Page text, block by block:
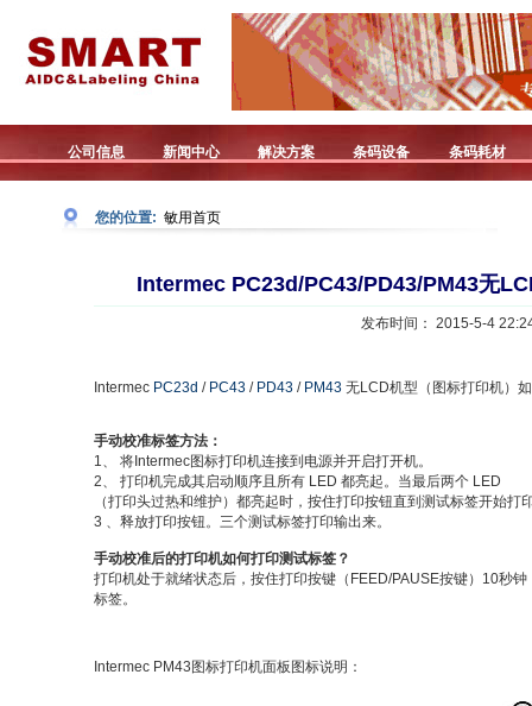
公司信息 新闻中心 解决方案 条码设备 条码耗材
您的位置: 敏用首页
Intermec PC23d/PC43/PD43/PM43无
发布时间： 2015-5-4
Intermec PC23d / PC43/ PD43/ PM43无LCD机型（图标打印机）
手动校准标签方法：
1、 将Intermec图标打印机连接到电源并开启打开机。
2、 打印机完成其启动顺序且所有 LED 都亮起。当最后两个 LED
（打印头过热和维护）都亮起时，按住打印按钮直到测试标签开始打
3 、释放打印按钮。三个测试标签打印输出来。
手动校准后的打印机如何打印测试标签？
打印机处于就绪状态后，按住打印按键（FEED/PAUSE按键）10秒
标签。
Intermec PM43图标打印机面板图标说明：